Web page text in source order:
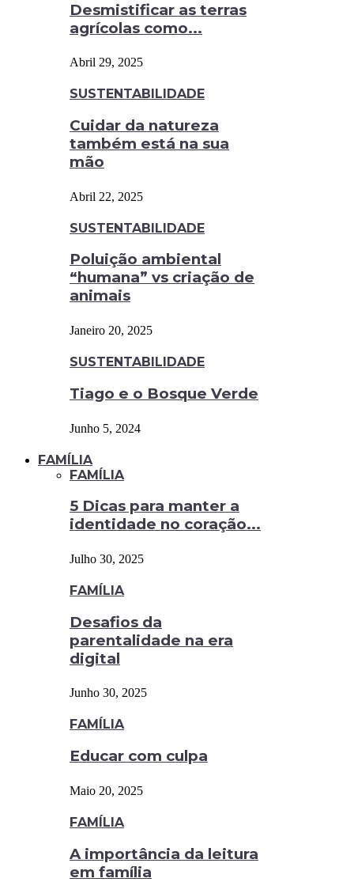
Desmistificar as terras
agrícolas como...
Abril 29, 2025
SUSTENTABILIDADE
Cuidar da natureza
também está na sua
mão
Abril 22, 2025
SUSTENTABILIDADE
Poluição ambiental
“humana” vs criação de
animais
Janeiro 20, 2025
SUSTENTABILIDADE
Tiago e o Bosque Verde
Junho 5, 2024
FAMÍLIA
FAMÍLIA
5 Dicas para manter a
identidade no coração...
Julho 30, 2025
FAMÍLIA
Desafios da
parentalidade na era
digital
Junho 30, 2025
FAMÍLIA
Educar com culpa
Maio 20, 2025
FAMÍLIA
A importância da leitura
em família